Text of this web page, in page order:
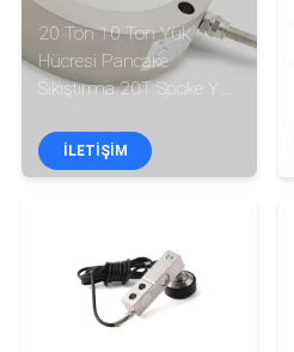
KALITE
KONTROL
BIZE
ULAŞIN
TEKLIF
ISTEĞI
20 Ton 10 Ton Yük
Hücresi Pancake
Sıkıştırma 20T Spoke Yük
İLETIŞIM